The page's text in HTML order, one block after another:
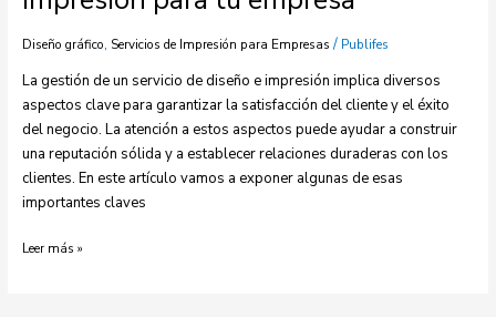
Diseño gráfico, Servicios de Impresión para Empresas/ Publifes
La gestión de un servicio de diseño e impresión implica diversos
aspectos clave para garantizar la satisfacción del cliente y el éxito
del negocio. La atención a estos aspectos puede ayudar a construir
una reputación sólida y a establecer relaciones duraderas con los
clientes. En este artículo vamos a exponer algunas de esas
importantes claves
Leer más »